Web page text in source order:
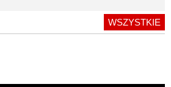
WSZYSTKIE